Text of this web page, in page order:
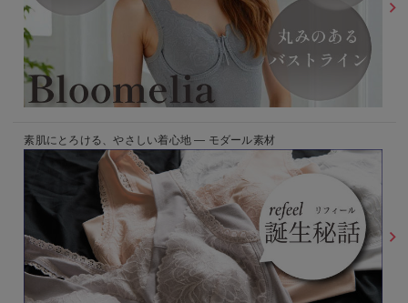
素肌にとろける、やさしい着心地 ― モダール素材